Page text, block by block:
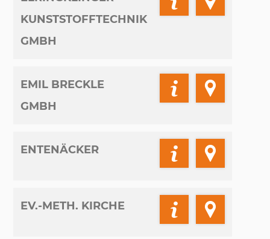
KUNSTSTOFFTECHNIK
GMBH
EMIL BRECKLE
GMBH
ENTENÄCKER
EV.-METH. KIRCHE